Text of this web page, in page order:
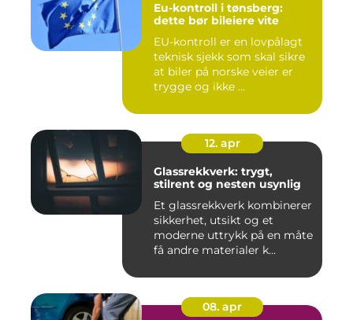
Eu-kontroll i tønsberg:
dette bør bileiere vite
EU-kontroll er en lovpålagt
teknisk sjekk som skal sikre
at biler på norske veier er
trygge og ikke ...
12. apr
Glassrekkverk: trygt,
stilrent og nesten usynlig
Et glassrekkverk kombinerer
sikkerhet, utsikt og et
moderne uttrykk på en måte
få andre materialer k...
08. apr